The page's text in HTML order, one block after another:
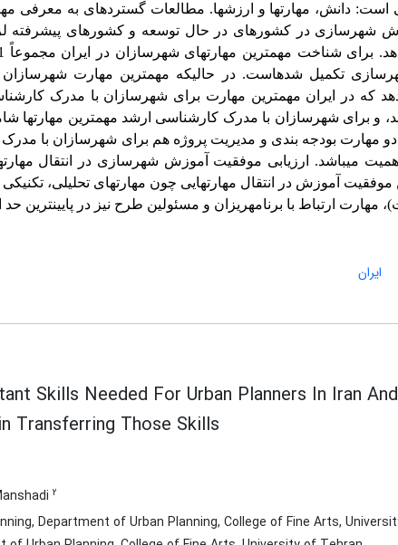
دانش، مهارت­ها و ارزش­ها. مطالعات گسترده­ای به معرفی
شهرسازی در کشورهای در حال توسعه و کشورهای پیشرفته
تکمیل شده­است. در حالیکه مهم­ترین مهارت
که در ایران مهم­ترین مهارت برای شهرسازان با مدرک
و برای شهرسازان با مدرک کارشناسی ارشد مهم­ترین مهارت­ها
مهارت بودجه بندی و مدیریت پروژه هم برای شهرسازان با
می­باشد. ارزیابی موفقیت آموزش شهرسازی در انتقال
آموزش در انتقال مهارت­هایی چون مهارت­های تحلیلی،
مهارت ارتباط با برنامه­ریزان و مسئولین طرح نیز در پایین­ترین
ایران
Skills Needed For Urban Planners In Iran
Transferring Those Skills
2
Department of Urban Planning, College of Fine Arts,